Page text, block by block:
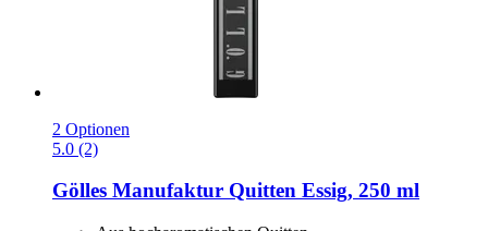
2 Optionen
5.0 (2)
Gölles Manufaktur Quitten Essig, 250 ml